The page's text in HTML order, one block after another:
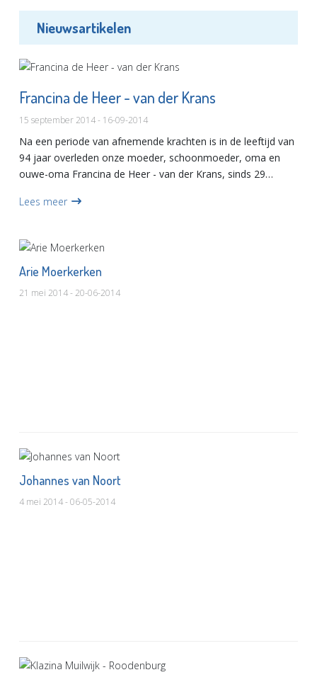
Nieuwsartikelen
Francina de Heer - van der Krans
15 september 2014 - 16-09-2014
Na een periode van afnemende krachten is in de leeftijd van
94 jaar overleden onze moeder, schoonmoeder, oma en
ouwe-oma Francina de Heer - van der Krans, sinds 29
Lees meer
Arie Moerkerken
21 mei 2014 - 20-06-2014
Johannes van Noort
4 mei 2014 - 06-05-2014